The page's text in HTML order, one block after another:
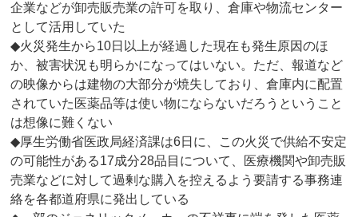
企業などが卸売販売業の許可を取り、倉庫や物流センター
として活用していた
◆火災発生から10日以上が経過した現在も発生原因のほ
か、被害状況も明らかになってはいない。ただ、報道など
の映像からは建物の大部分が焼失しており、倉庫内に配置
されていた医薬品等は使い物にならないだろうということ
は想像に難くない
◆厚生労働省医政局経済課は6日に、この火災で供給不安定
の可能性がある17成分28品目について、医療機関や卸売販
売業などに対して過剰な購入を控えるよう要請する事務連
絡を各都道府県に発出している